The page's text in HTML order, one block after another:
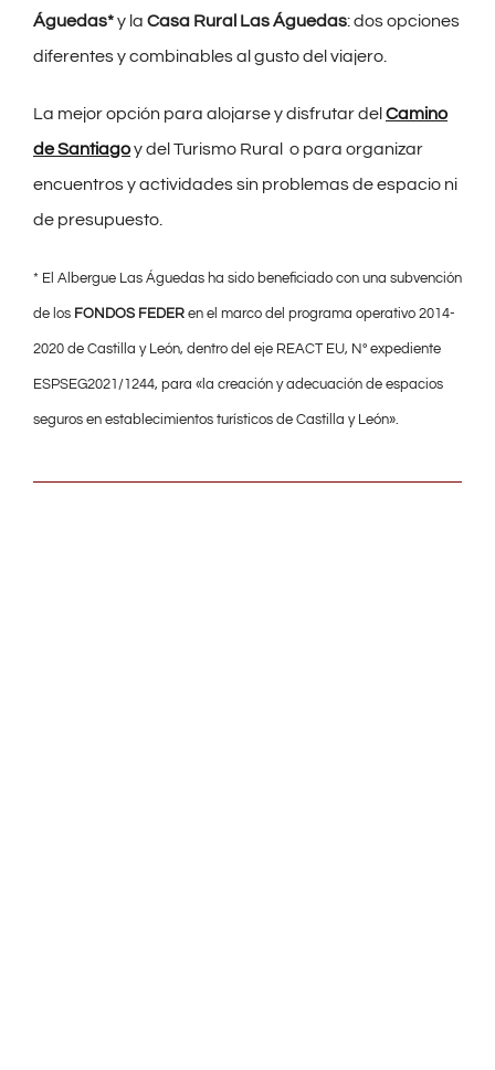
Águedas*y la Casa Rural Las Águedas: dos opciones
diferentes y combinables al gusto del viajero.
La mejor opción para alojarse y disfrutar del Camino
de Santiagoy del Turismo Rural o para organizar
encuentros y actividades sin problemas de espacio ni
de presupuesto.
* El Albergue Las Águedas ha sido beneficiado con una subvención
de los FONDOS FEDER en el marco del programa operativo 2014-
2020 de Castilla y León, dentro del eje REACT EU, Nº expediente
ESPSEG2021/1244, para «la creación y adecuación de espacios
seguros en establecimientos turísticos de Castilla y León».